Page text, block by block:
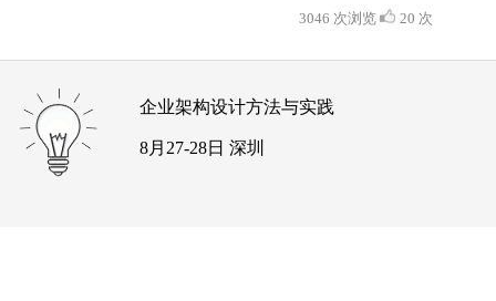
3046 次浏览 20 次